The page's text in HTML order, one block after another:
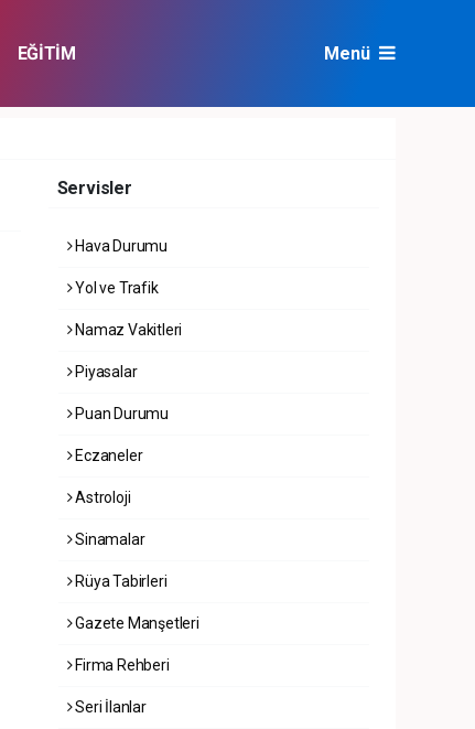
EĞİTİM
Menü
Servisler
Hava Durumu
Yol ve Trafik
Namaz Vakitleri
Piyasalar
Puan Durumu
Eczaneler
Astroloji
Sinamalar
Rüya Tabirleri
Gazete Manşetleri
Firma Rehberi
Seri İlanlar